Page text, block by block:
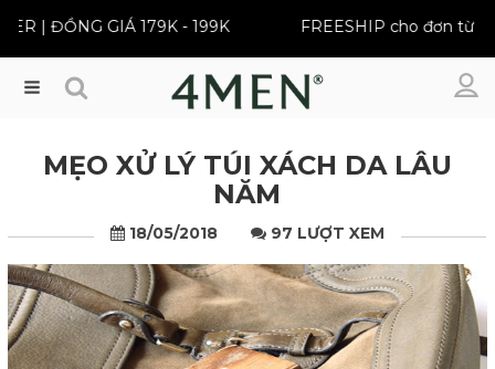
GIÁ 179K - 199K FREESHIP cho đơn từ 399K
Menu
MẸO XỬ LÝ TÚI XÁCH DA LÂU
NĂM
18/05/2018 97 LƯỢT XEM